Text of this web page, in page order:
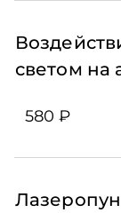
светом на
580 ₽